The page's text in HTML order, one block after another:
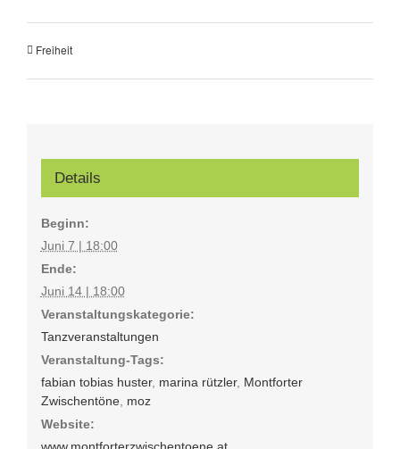
Freiheit
Details
Beginn:
Juni 7 | 18:00
Ende:
Juni 14 | 18:00
Veranstaltungskategorie:
Tanzveranstaltungen
Veranstaltung-Tags:
fabian tobias huster, marina rützler, Montforter
Zwischentöne, moz
Website: